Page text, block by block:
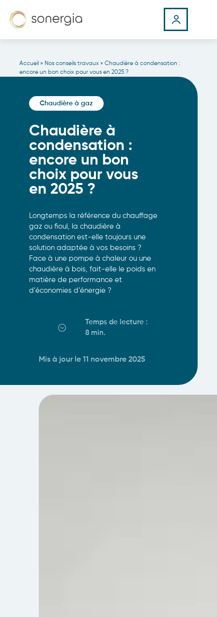
Accueil » Nos conseils travaux » Chaudière à condensation :
encore un bon choix pour vous en 2025 ?
Chaudière à gaz
Chaudière à
condensation :
encore un bon
choix pour vous
en 2025 ?
Longtemps la référence du chauffage
gaz ou fioul, la chaudière à
condensation est-elle toujours une
solution adaptée à vos besoins ?
Face à une pompe à chaleur ou une
chaudière à bois, fait-elle le poids en
matière de performance et
d’économies d’énergie ?
Temps de lecture :
8 min.
Mis à jour le 11 novembre 2025